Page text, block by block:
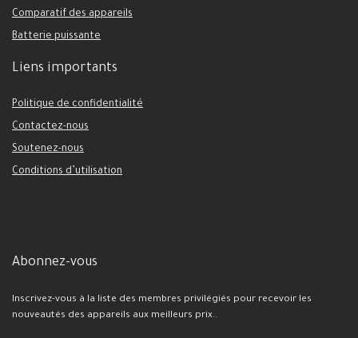
Comparatif des appareils
Batterie puissante
Liens importants
Politique de confidentialité
Contactez-nous
Soutenez-nous
Conditions d’utilisation
Abonnez-vous
Inscrivez-vous à la liste des membres privilégiés pour recevoir les
nouveautés des appareils aux meilleurs prix..